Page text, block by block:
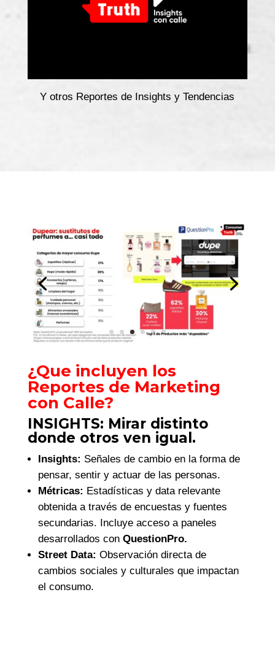
Y otros Reportes de Insights y Tendencias
¿Que incluyen los
Reportes de Marketing
con Calle?
INSIGHTS: Mirar distinto
donde otros ven igual.
Insights: Señales de cambio en la forma de
pensar, sentir y actuar de las personas.
Métricas: Estadísticas y data relevante
obtenida a través de encuestas y fuentes
secundarias. Incluye acceso a paneles
desarrollados con QuestionPro.
Street Data: Observación directa de
cambios sociales y culturales que impactan
el consumo.